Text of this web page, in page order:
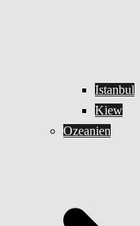
Istanbul
Kiew
Ozeanien